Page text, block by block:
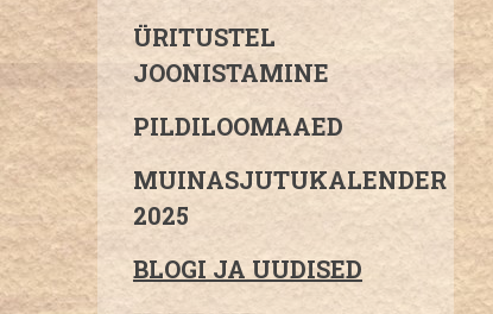
ÜRITUSTEL
JOONISTAMINE
PILDILOOMAAED
MUINASJUTUKALENDER
2025
BLOGI JA UUDISED